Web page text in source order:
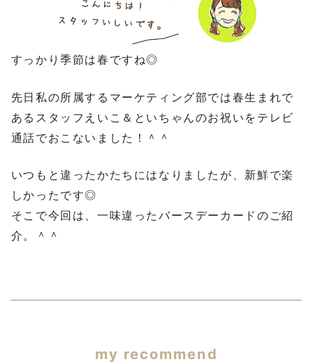
すっかり季節は春ですね◎
先日私の所属するマーケティング部では春生まれで
あるスタッフえいこ＆といちゃんのお祝いをテレビ
通話でおこないました！＾＾
いつもと違ったかたちにはなりましたが、新鮮で楽
しかったです◎
そこで今回は、一味違ったバースデーカードのご紹
介。＾＾
my recommend